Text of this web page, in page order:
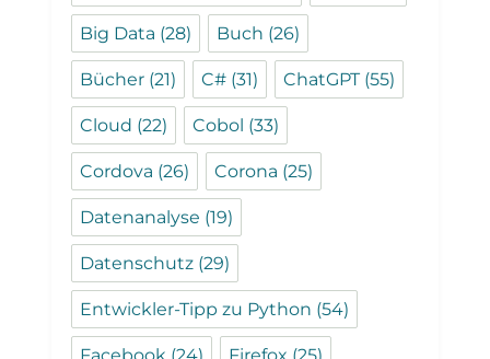
Big Data (28) Buch (26)
Bücher (21) C# (31) ChatGPT(55)
Cloud (22) Cobol (33)
Cordova (26) Corona (25)
Datenanalyse (19)
Datenschutz (29)
Entwickler-Tipp zu Python (54)